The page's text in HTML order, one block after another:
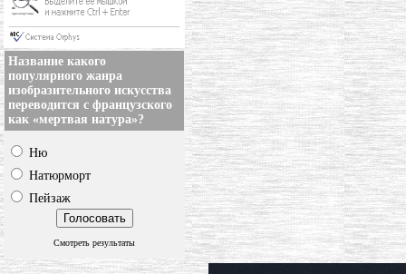
Название какого
популярного жанра
изобразительного искусства
переводится с французского
как «мертвая натура»?
Ню
Натюрморт
Пейзаж
Смотреть результаты